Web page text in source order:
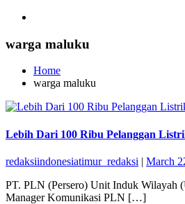
warga maluku
Home
warga maluku
Lebih Dari 100 Ribu Pelanggan
redaksiindonesiatimur_redaksi | March
PT. PLN (Persero) Unit Induk Wilayah
Manager Komunikasi PLN […]